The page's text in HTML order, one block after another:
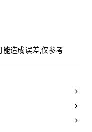
造成误差,仅参考